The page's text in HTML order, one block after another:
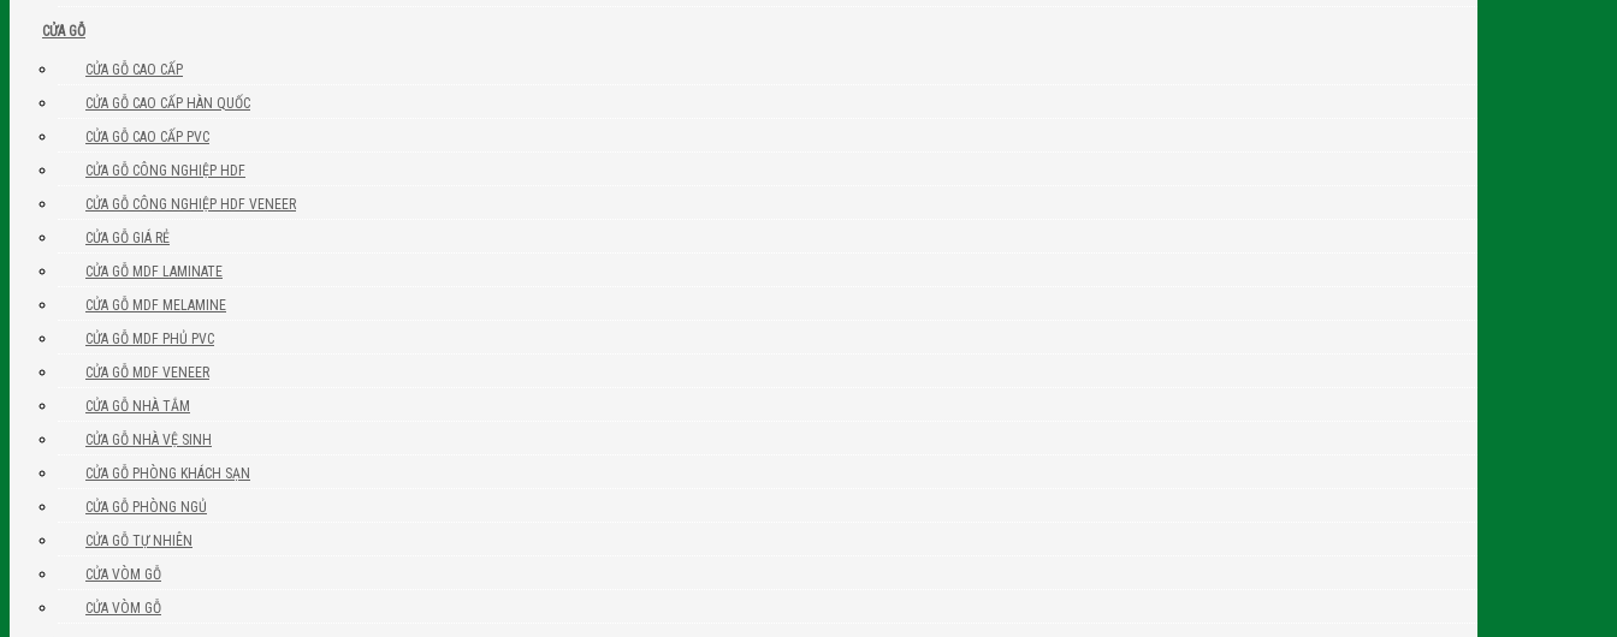
CỬA GỖ
CỬA GỖ CAO CẤP
CỬA GỖ CAO CẤP HÀN QUỐC
CỬA GỖ CAO CẤP PVC
CỬA GỖ CÔNG NGHIỆP HDF
CỬA GỖ CÔNG NGHIỆP HDF VENEER
CỬA GỖ GIÁ RẺ
CỬA GỖ MDF LAMINATE
CỬA GỖ MDF MELAMINE
CỬA GỖ MDF PHỦ PVC
CỬA GỖ MDF VENEER
CỬA GỖ NHÀ TẮM
CỬA GỖ NHÀ VỆ SINH
CỬA GỖ PHÒNG KHÁCH SẠN
CỬA GỖ PHÒNG NGỦ
CỬA GỖ TỰ NHIÊN
CỬA VÒM GỖ
CỬA VÒM GỖ